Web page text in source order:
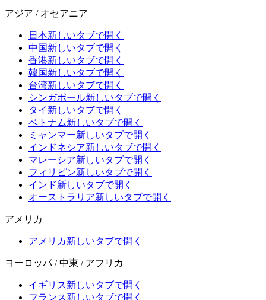
アジア / オセアニア
日本新しいタブで開く
中国新しいタブで開く
香港新しいタブで開く
韓国新しいタブで開く
台湾新しいタブで開く
シンガポール新しいタブで開く
タイ 新しいタブで開く
ベトナム新しいタブで開く
ミャンマー新しいタブで開く
インドネシア新しいタブで開く
マレーシア新しいタブで開く
フィリピン新しいタブで開く
インド新しいタブで開く
オーストラリア新しいタブで開く
アメリカ
アメリカ新しいタブで開く
ヨーロッパ / 中東 / アフリカ
イギリス新しいタブで開く
フランス新しいタブで開く